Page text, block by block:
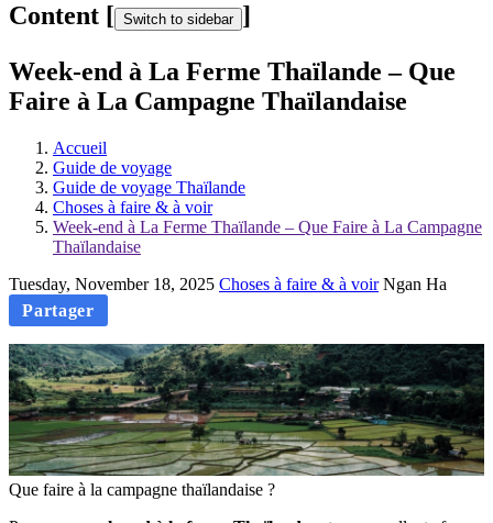
Content [ Switch to sidebar ]
Week-end à La Ferme Thaïlande – Que
Faire à La Campagne Thaïlandaise
Accueil
Guide de voyage
Guide de voyage Thaïlande
Choses à faire & à voir
Week-end à La Ferme Thaïlande – Que Faire à La Campagne
Thaïlandaise
Tuesday, November 18, 2025 Choses à faire & à voir Ngan Ha
Partager
Que faire à la campagne thaïlandaise ?